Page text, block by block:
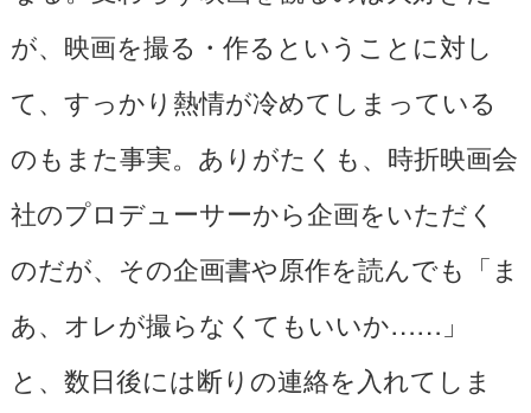
が、映画を撮る・作るということに対し
て、すっかり熱情が冷めてしまっている
のもまた事実。ありがたくも、時折映画会
社のプロデューサーから企画をいただく
のだが、その企画書や原作を読んでも「ま
あ、オレが撮らなくてもいいか……」
と、数日後には断りの連絡を入れてしま